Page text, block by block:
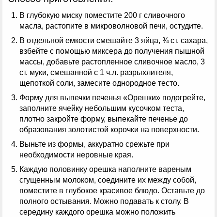
В глубокую миску поместите 200 г сливочного
масла, растопите в микроволновой печи, остудите.
В отдельной емкости смешайте 3 яйца, ¾ ст. сахара,
взбейте с помощью миксера до получения пышной
массы, добавьте растопленное сливочное масло, 3
ст. муки, смешанной с 1 ч.л. разрыхлителя,
щепоткой соли, замесите однородное тесто.
Форму для выпечки печенья «Орешки» подогрейте,
заполните ячейку небольшим кусочком теста,
плотно закройте форму, выпекайте печенье до
образования золотистой корочки на поверхности.
Выньте из формы, аккуратно срежьте при
необходимости неровные края.
Каждую половинку орешка наполните вареным
сгущенным молоком, соедините их между собой,
поместите в глубокое красивое блюдо. Оставьте до
полного остывания. Можно подавать к столу. В
середину каждого орешка можно положить